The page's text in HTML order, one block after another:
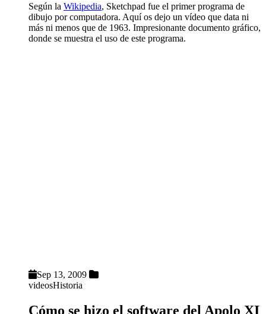
Según la Wikipedia, Sketchpad fue el primer programa de
dibujo por computadora. Aquí os dejo un vídeo que data ni
más ni menos que de 1963. Impresionante documento gráfico,
donde se muestra el uso de este programa.
Sep 13, 2009
videosHistoria
Cómo se hizo el software del Apolo XI